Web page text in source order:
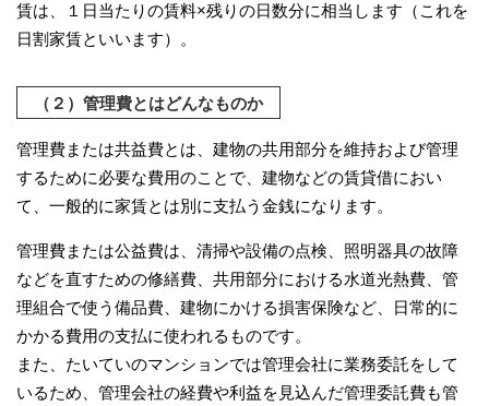
賃は、１日当たりの賃料×残りの日数分に相当します（これを
日割家賃といいます）。
（２）管理費とはどんなものか
管理費または共益費とは、建物の共用部分を維持および管理
するために必要な費用のことで、建物などの賃貸借におい
て、一般的に家賃とは別に支払う金銭になります。
管理費または公益費は、清掃や設備の点検、照明器具の故障
などを直すための修繕費、共用部分における水道光熱費、管
理組合で使う備品費、建物にかける損害保険など、日常的に
かかる費用の支払に使われるものです。
また、たいていのマンションでは管理会社に業務委託をして
いるため、管理会社の経費や利益を見込んだ管理委託費も管